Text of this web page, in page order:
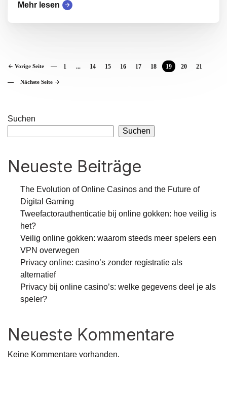
Mehr lesen
Vorige Seite 1 ... 14 15 16 17 18 19 20 21
Nächste Seite
Suchen
Suchen
Neueste Beiträge
The Evolution of Online Casinos and the Future of
Digital Gaming
Tweefactorauthenticatie bij online gokken: hoe veilig is
het?
Veilig online gokken: waarom steeds meer spelers een
VPN overwegen
Privacy online: casino’s zonder registratie als
alternatief
Privacy bij online casino’s: welke gegevens deel je als
speler?
Neueste Kommentare
Keine Kommentare vorhanden.